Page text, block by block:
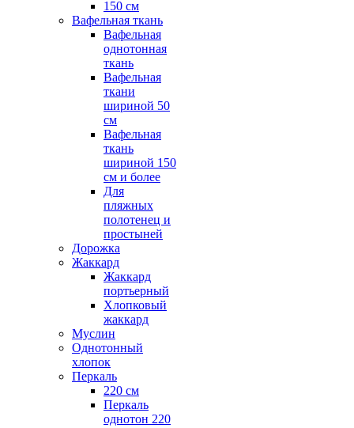
150 см
Вафельная ткань
Вафельная
однотонная
ткань
Вафельная
ткани
шириной 50
см
Вафельная
ткань
шириной 150
см и более
Для
пляжных
полотенец и
простыней
Дорожка
Жаккард
Жаккард
портьерный
Хлопковый
жаккард
Муслин
Однотонный
хлопок
Перкаль
220 см
Перкаль
однотон 220